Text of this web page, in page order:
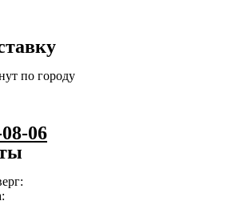
по городу
06